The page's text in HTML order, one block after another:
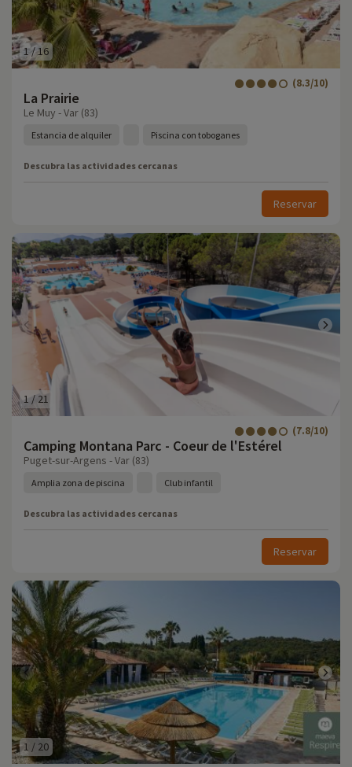
1/16
La Prairie
(8.3/10)
Le Muy - Var (83)
Estancia de alquiler Piscina con toboganes
Descubra las actividades cercanas
Reservar
1/21
Camping Montana Parc - Coeur de l'Estérel
(7.8/10)
Puget-sur-Argens - Var (83)
Amplia zona de piscina Club infantil
Descubra las actividades cercanas
Reservar
1 / 20